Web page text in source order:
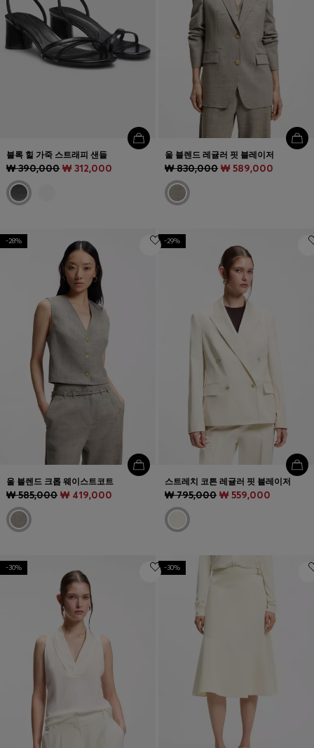
블록 힐 가죽 스트래피 샌들
₩ 390,000 ₩ 312,000
울 블렌드 레귤러 핏 블레이저
₩ 830,000 ₩ 589,000
-28%
울 블렌드 크롭 웨이스트코트
₩ 585,000 ₩ 419,000
-29%
스트레치 코튼 레귤러 핏 블레이저
₩ 795,000 ₩ 559,000
-30% -30%